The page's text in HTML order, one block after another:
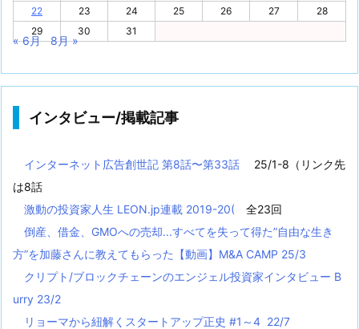
22
23 24 25 26 27
28
29
30 31
« 6月 8月 »
インタビュー/掲載記事
インターネット広告創世記 第8話〜第33話
25/1-8（リンク先
は8話
激動の投資家人生 LEON.jp連載 2019-20(
全23回
倒産、借金、GMOへの売却...すべてを失って得た”自由な生き
方”を加藤さんに教えてもらった【動画】M&A CAMP 25/3
クリプト/ブロックチェーンのエンジェル投資家インタビュー B
urry 23/2
リョーマから紐解くスタートアップ正史 #1～4 22/7